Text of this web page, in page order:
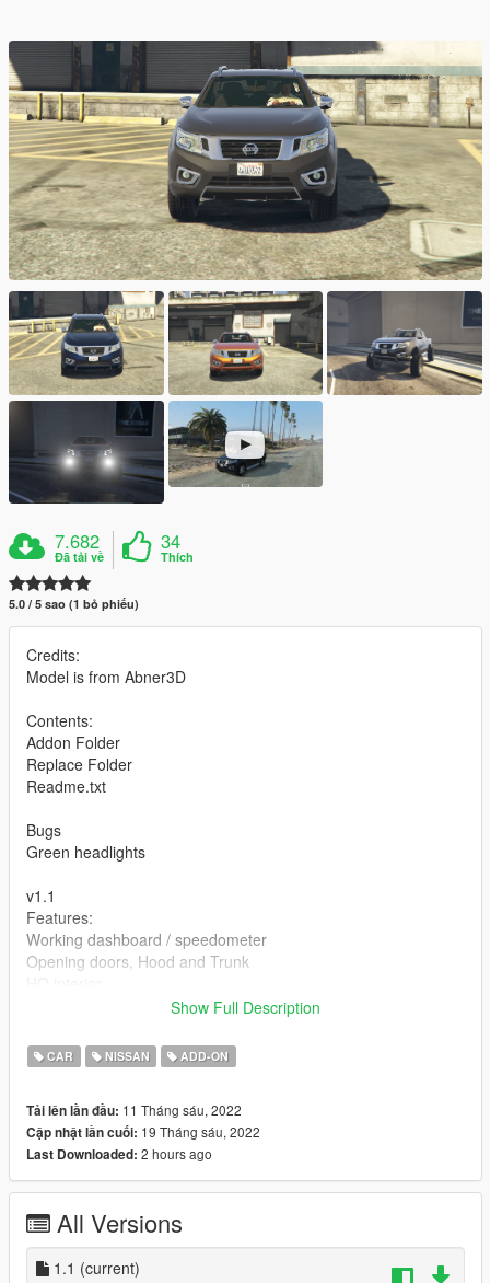
7.682
Đã tải về
34
Thích
5.0 / 5 sao (1 bỏ phiếu)
Credits:
Model is from Abner3D
Contents:
Addon Folder
Replace Folder
Readme.txt
Bugs
Green headlights
v1.1
Features:
Working dashboard / speedometer
Opening doors, Hood and Trunk
Big Wheels (car_saved.xml)
Replace for 4x4 or 2x4
v1.0
Features:
Working dashboard / speedometer
Opening doors, Hood and Trunk
3D Engine
Hands on Steering Wheel
Show Full Description
CAR NISSAN ADD-ON
Tải lên lần đầu: 11 Tháng sáu, 2022
Cập nhật lần cuối: 19 Tháng sáu, 2022
Last Downloaded: 2 hours ago
All Versions
1.1 (current)